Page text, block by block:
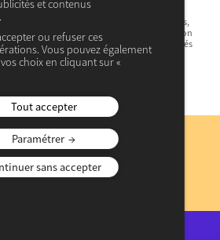
des loyers, accessibilité des logements,
de l’immobilier… on dénombre environ
textes techniques et juridiques en France censés
autant de réponses aux enjeux sociaux,…
Abonnez-vous
d’information
JE M’INSCRIS
et contenus
ou refuser ces
Vous pouvez également
choix en cliquant sur «
Tout accepter
Paramétrer
sans accepter